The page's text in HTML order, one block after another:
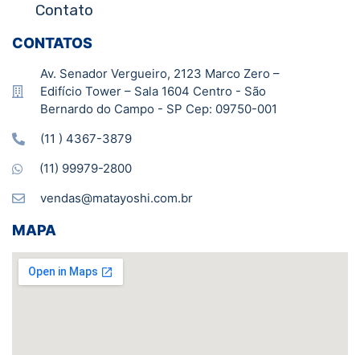
Contato
CONTATOS
Av. Senador Vergueiro, 2123 Marco Zero –
Edifício Tower – Sala 1604 Centro - São
Bernardo do Campo - SP Cep: 09750-001
(11 ) 4367-3879
(11) 99979-2800
vendas@matayoshi.com.br
MAPA